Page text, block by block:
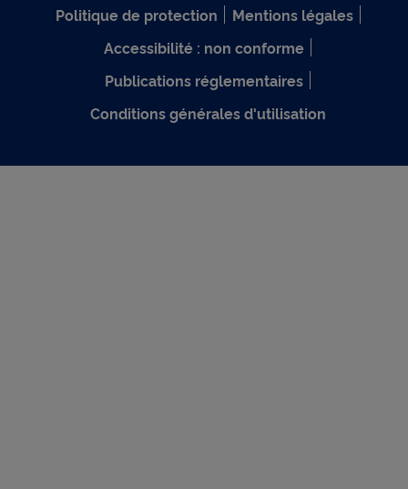
Politique de protection
Mentions légales
Accessibilité : non conforme
Publications réglementaires
Conditions générales d'utilisation